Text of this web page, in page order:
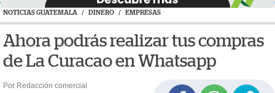
NOTICIAS GUATEMALA / DINERO / EMPRESAS
Ahora podrás realizar tus compras
de La Curacao en Whatsapp
Por Redacción comercial